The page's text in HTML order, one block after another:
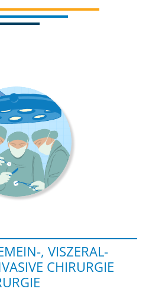
, VISZERAL-
CHIRURGIE